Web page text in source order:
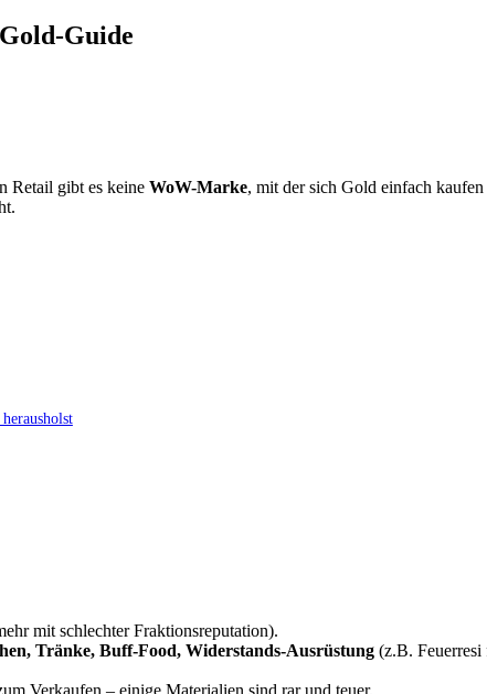
Guide
Retail gibt es keine WoW-Marke, mit der sich Gold einfach
mit schlechter Fraktionsreputation).
Tränke, Buff-Food, Widerstands-Ausrüstung (z.B.
Verkaufen – einige Materialien sind rar und teuer.